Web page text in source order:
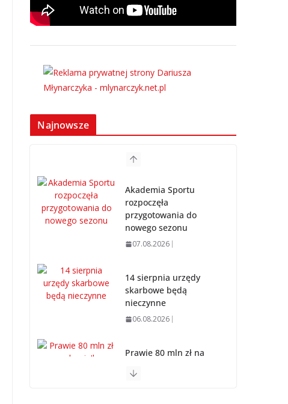
Najnowsze
Akademia Sportu
rozpoczęła
przygotowania do
nowego sezonu
07.08.2026
14 sierpnia urzędy
skarbowe będą
nieczynne
06.08.2026
Prawie 80 mln zł na
gminy?